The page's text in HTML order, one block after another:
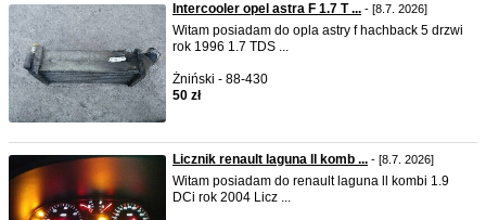
Intercooler opel astra F 1.7 T ... - [8.7. 2026]
Witam posiadam do opla astry f hachback 5 drzwi
rok 1996 1.7 TDS ...
Żniński - 88-430
50 zł
Licznik renault laguna ll komb ... - [8.7. 2026]
Witam posiadam do renault laguna ll kombi 1.9
DCi rok 2004 Licz ...